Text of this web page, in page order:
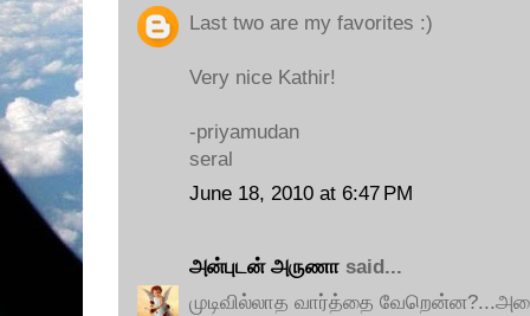
Last two are my favorites :)
Very nice Kathir!
-priyamudan
seral
June 18, 2010 at 6:47 PM
அன்புடன் அருணா said...
முடிவில்லாத வார்த்தை